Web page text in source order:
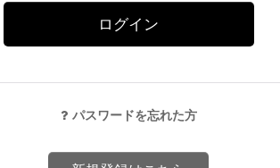
ログイン
パスワードを忘れた方